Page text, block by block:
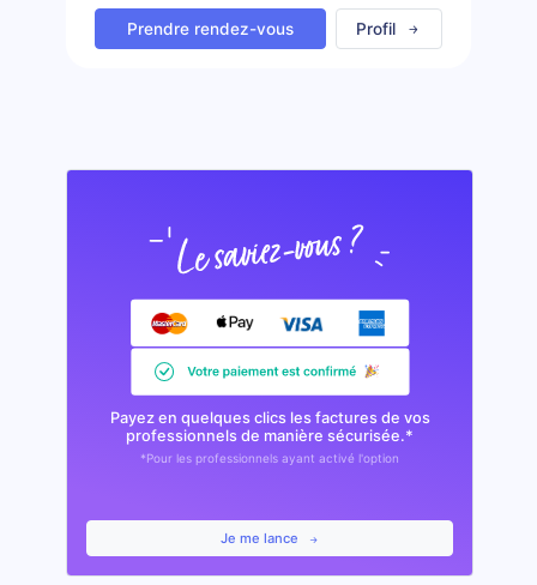
Prendre rendez-vous Profil
Payez en quelques clics les factures de vos
professionnels de manière sécurisée.*
*Pour les professionnels ayant activé l'option
Je me lance